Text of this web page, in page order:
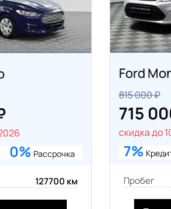
0% Рассрочка
127700 км
Ford
815 000 ₽
715
скидка до
7%
Пробег